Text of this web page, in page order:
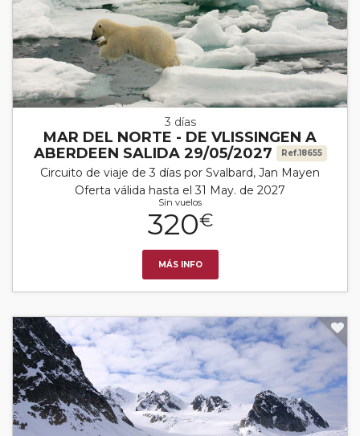
3 días
MAR DEL NORTE - DE VLISSINGEN A
ABERDEEN SALIDA 29/05/2027
Ref.18655
Circuito de viaje de 3 días por Svalbard, Jan Mayen
Oferta válida hasta el 31 May. de 2027
Sin vuelos
320€
MÁS INFO